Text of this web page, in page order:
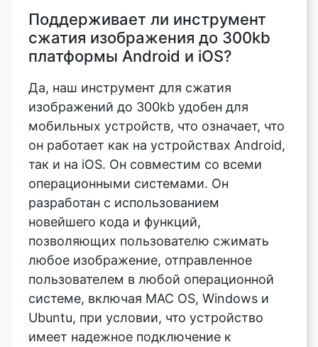
Да, наш инструмент для сжатия
изображений до 300kb удобен для
мобильных устройств, что означает, что
он работает как на устройствах Android,
так и на iOS. Он совместим со всеми
операционными системами. Он
разработан с использованием
новейшего кода и функций,
позволяющих пользователю сжимать
любое изображение, отправленное
пользователем в любой операционной
системе, включая MAC OS, Windows и
Ubuntu, при условии, что устройство
имеет надежное подключение к
Интернету. Секрет в том, что он
работает даже при медленном
подключении к Интернету.